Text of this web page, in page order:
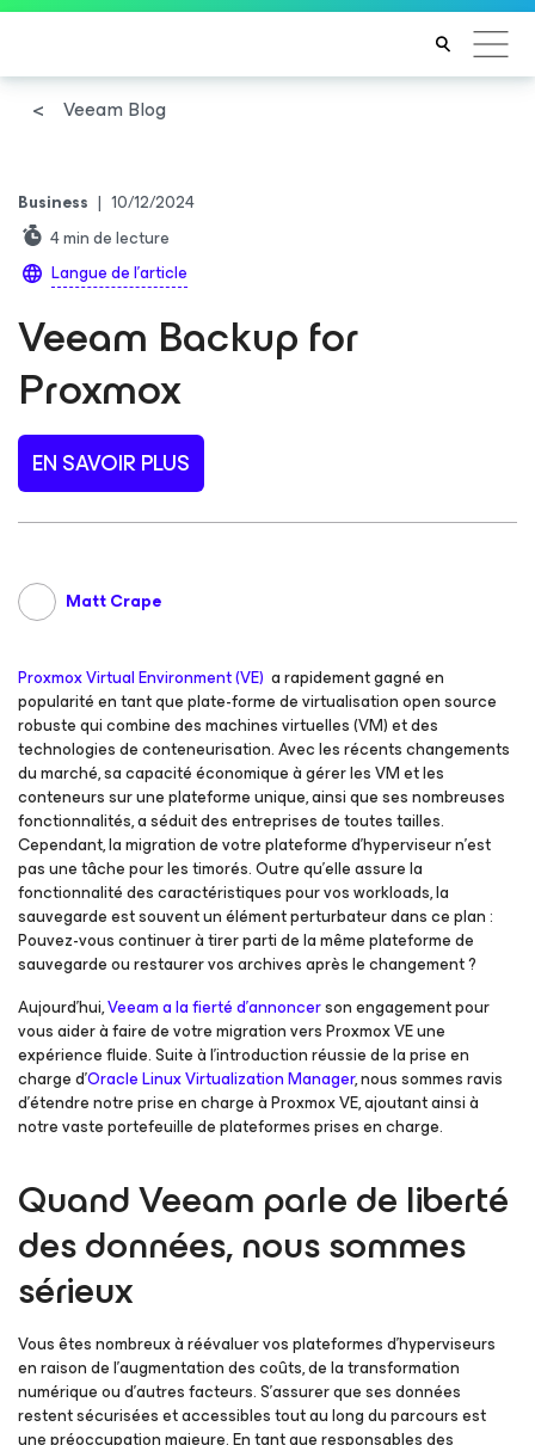
Veeam Blog
Business | 10/12/2024
4min de lecture
Langue de l'article
Veeam Backup for
Proxmox
EN SAVOIR PLUS
Matt Crape
Proxmox Virtual Environment (VE) a rapidement gagné en
popularité en tant que plate-forme de virtualisation open source
robuste qui combine des machines virtuelles (VM) et des
technologies de conteneurisation. Avec les récents changements
du marché, sa capacité économique à gérer les VM et les
conteneurs sur une plateforme unique, ainsi que ses nombreuses
fonctionnalités, a séduit des entreprises de toutes tailles.
Cependant, la migration de votre plateforme d’hyperviseur n’est
pas une tâche pour les timorés. Outre qu’elle assure la
fonctionnalité des caractéristiques pour vos workloads, la
sauvegarde est souvent un élément perturbateur dans ce plan :
Pouvez-vous continuer à tirer parti de la même plateforme de
sauvegarde ou restaurer vos archives après le changement ?
Aujourd’hui,Veeam a la fierté d’annoncerson engagement pour
vous aider à faire de votre migration vers Proxmox VE une
expérience fluide. Suite à l’introduction réussie de la prise en
charge d’Oracle Linux Virtualization Manager, nous sommes ravis
d’étendre notre prise en charge à Proxmox VE, ajoutant ainsi à
notre vaste portefeuille de plateformes prises en charge.
Quand Veeam parle de liberté
des données, nous sommes
sérieux
Vous êtes nombreux à réévaluer vos plateformes d’hyperviseurs
en raison de l’augmentation des coûts, de la transformation
numérique ou d’autres facteurs. S’assurer que ses données
restent sécurisées et accessibles tout au long du parcours est